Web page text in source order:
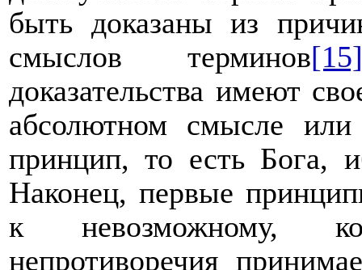
быть доказаны из
смыслов терминов[15]
доказательства имеют
абсолютном смысле
принцип, то есть Бога,
Наконец, первые
к невозможному,
непротиворечия